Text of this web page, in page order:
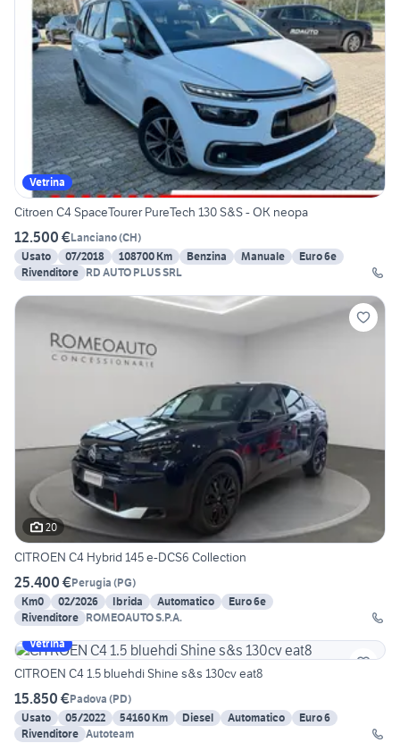
Vetrina
Citroen C4 SpaceTourer PureTech 130 S&S - OK neopa
12.500 €Lanciano(CH)
Usato
07/2018 108700 Km Benzina Manuale
Euro 6e
Rivenditore RD AUTO PLUS SRL
20
CITROEN C4 Hybrid 145 e-DCS6 Collection
25.400 €Perugia (PG)
Km0
02/2026 Ibrida Automatico
Euro 6e
Rivenditore ROMEOAUTO S.P.A.
Vetrina
CITROEN C4 1.5 bluehdi Shine s&s 130cv eat8
15.850 €Padova (PD)
Usato
05/2022 54160 Km Diesel Automatico
Euro 6
Rivenditore Autoteam